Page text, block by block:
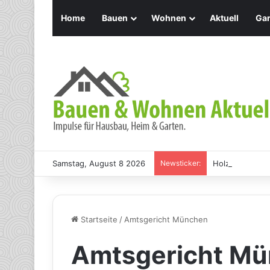
Home Bauen Wohnen Aktuell
Samstag, August 8 2026 Newsticker: Holz
Startseite /Amtsgericht München
Amtsgericht